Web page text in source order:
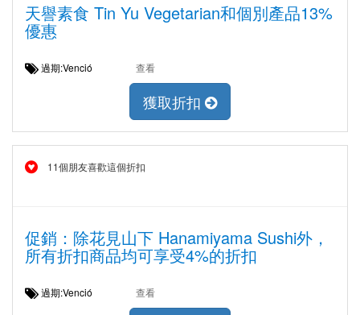
天譽素食 Tin Yu Vegetarian和個別產品13%
優惠
過期:Venció 查看
獲取折扣
11個朋友喜歡這個折扣
促銷：除花見山下 Hanamiyama Sushi外，
所有折扣商品均可享受4%的折扣
過期:Venció 查看